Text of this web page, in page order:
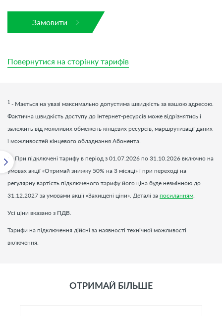
Замовити
Повернутися на сторінку тарифів
1 - Мається на увазі максимально допустима швидкість за вашою адресою.
Фактична швидкість доступу до Інтернет-ресурсів може відрізнятись і
залежить від можливих обмежень кінцевих ресурсів, маршрутизації даних
і можливостей кінцевого обладнання Абонента.
2
- При підключені тарифу в період з 01.07.2026 по 31.10.2026 включно на
умовах акції «Отримай знижку 50% на 3 місяці» і при переході на
регулярну вартість підключеного тарифу його ціна буде незмінною до
31.12.2027 за умовами акції «Захищені ціни». Деталі за посиланням
Усі ціни вказано з ПДВ.
Тарифи на підключення дійсні за наявності технічної можливості
включення.
ОТРИМАЙ БІЛЬШЕ